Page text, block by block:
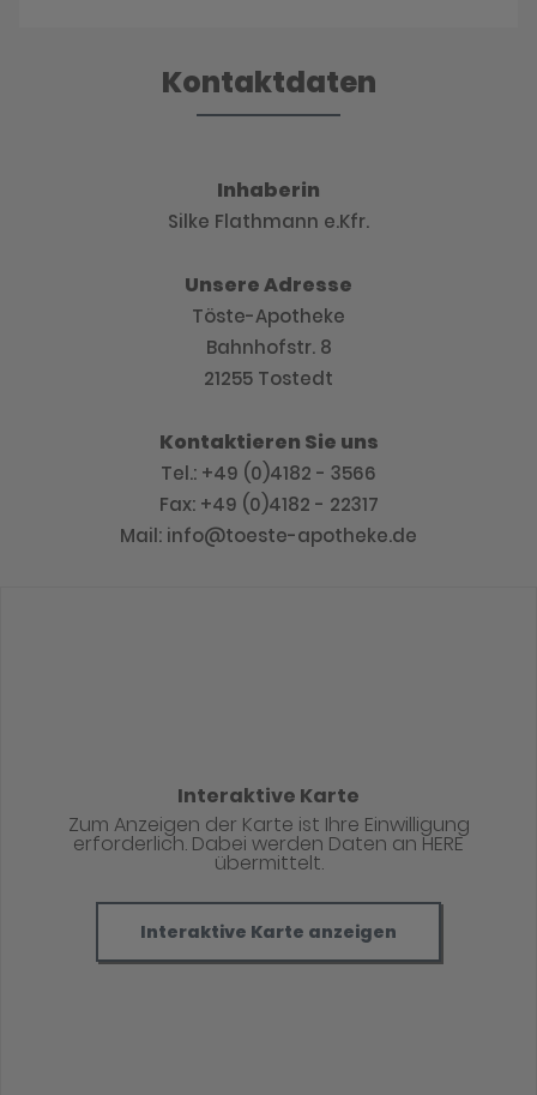
Kontaktdaten
Inhaberin
Silke Flathmann e.Kfr.
Unsere Adresse
Töste-Apotheke
Bahnhofstr. 8
21255 Tostedt
Kontaktieren Sie uns
Tel.: +49 (0)4182 - 3566
Fax: +49 (0)4182 - 22317
Mail: info@toeste-apotheke.de
Interaktive Karte
Zum Anzeigen der Karte ist Ihre Einwilligung
erforderlich. Dabei werden Daten an HERE
übermittelt.
Interaktive Karte anzeigen